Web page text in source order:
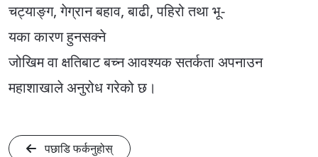
चट्याङ्ग, गेग्रान बहाव, बाढी, पहिरो तथा भू-
यका कारण हुनसक्ने
जोखिम वा क्षतिबाट बच्न आवश्यक सतर्कता अपनाउन
महाशाखाले अनुरोध गरेको छ।
पछाडि फर्कनुहोस्